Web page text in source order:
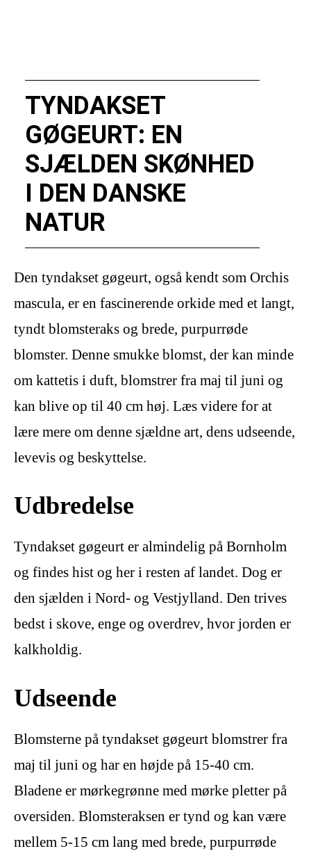
TYNDAKSET
GØGEURT: EN
SJÆLDEN SKØNHED
I DEN DANSKE
NATUR
Den tyndakset gøgeurt, også kendt som Orchis
mascula, er en fascinerende orkide med et langt,
tyndt blomsteraks og brede, purpurrøde
blomster. Denne smukke blomst, der kan minde
om kattetis i duft, blomstrer fra maj til juni og
kan blive op til 40 cm høj. Læs videre for at
lære mere om denne sjældne art, dens udseende,
levevis og beskyttelse.
Udbredelse
Tyndakset gøgeurt er almindelig på Bornholm
og findes hist og her i resten af landet. Dog er
den sjælden i Nord- og Vestjylland. Den trives
bedst i skove, enge og overdrev, hvor jorden er
kalkholdig.
Udseende
Blomsterne på tyndakset gøgeurt blomstrer fra
maj til juni og har en højde på 15-40 cm.
Bladene er mørkegrønne med mørke pletter på
oversiden. Blomsteraksen er tynd og kan være
mellem 5-15 cm lang med brede, purpurrøde